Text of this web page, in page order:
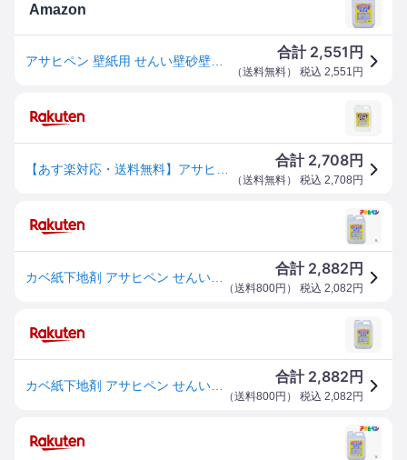
Amazon
合計 2,551 円
（送料無料） 税込 2,551 円
合計 2,708円
（送料無料） 税込 2,708 円
合計 2,882 円
（送料800円 ） 税込 2,082 円
合計 2,882 円
（送料800円 ） 税込 2,082 円